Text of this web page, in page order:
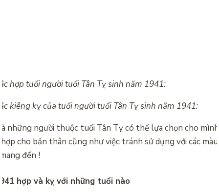
hợp tuổi người tuổi Tân Tỵ sinh năm 1941:
kiêng kỵ của tuổi người tuổi Tân Tỵ sinh năm 1941:
những người thuộc tuổi Tân Tỵ có thể lựa chọn cho
cho bản thân cũng như việc tránh sử dụng với các
đến !